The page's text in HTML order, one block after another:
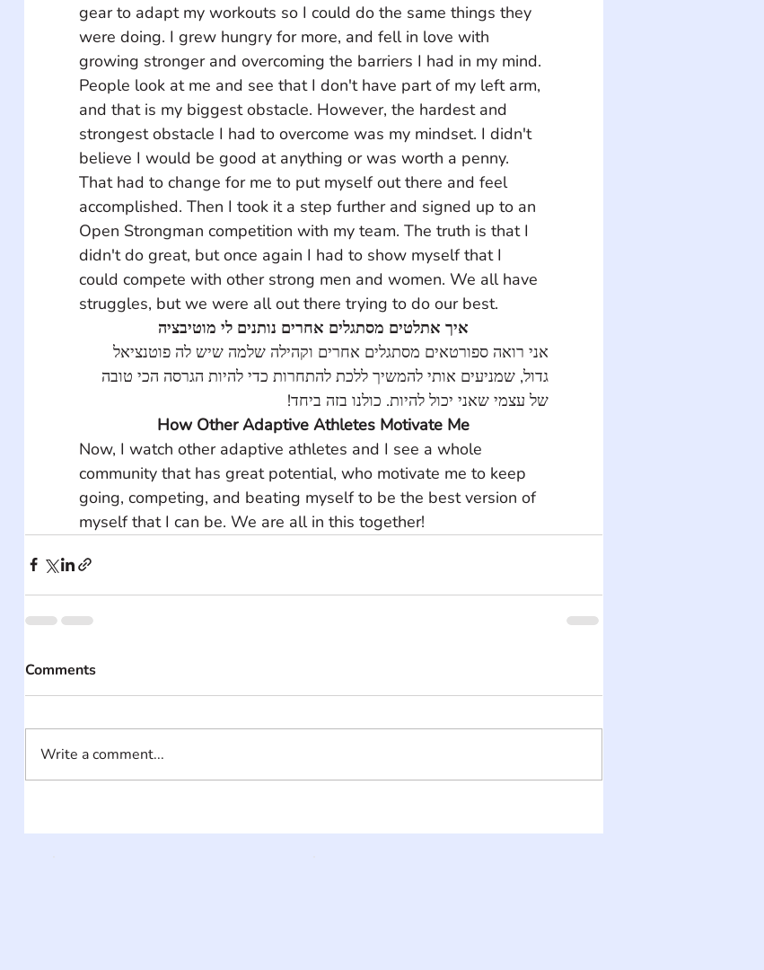
gear to adapt my workouts so I could do the same things they
were doing. I grew hungry for more, and fell in love with
growing stronger and overcoming the barriers I had in my mind.
People look at me and see that I don't have part of my left arm,
and that is my biggest obstacle. However, the hardest and
strongest obstacle I had to overcome was my mindset. I didn't
believe I would be good at anything or was worth a penny.
That had to change for me to put myself out there and feel
accomplished. Then I took it a step further and signed up to an
Open Strongman competition with my team. The truth is that I
didn't do great, but once again I had to show myself that I
could compete with other strong men and women. We all have
struggles, but we were all out there trying to do our best.
איך אתלטים מסתגלים אחרים נותנים לי מוטיבציה
אני רואה ספורטאים מסתגלים אחרים וקהילה שלמה שיש לה פוטנציאל
גדול, שמניעים אותי להמשיך ללכת להתחרות כדי להיות הגרסה הכי טובה
של עצמי שאני יכול להיות. כולנו בזה ביחד!
How Other Adaptive Athletes Motivate Me
Now, I watch other adaptive athletes and I see a whole
community that has great potential, who motivate me to keep
going, competing, and beating myself to be the best version of
myself that I can be. We are all in this together!
Comments
Write a comment...